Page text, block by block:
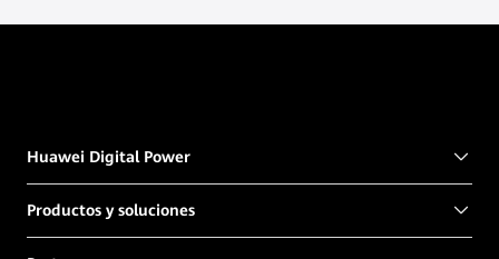
Huawei Digital Power
Productos y soluciones